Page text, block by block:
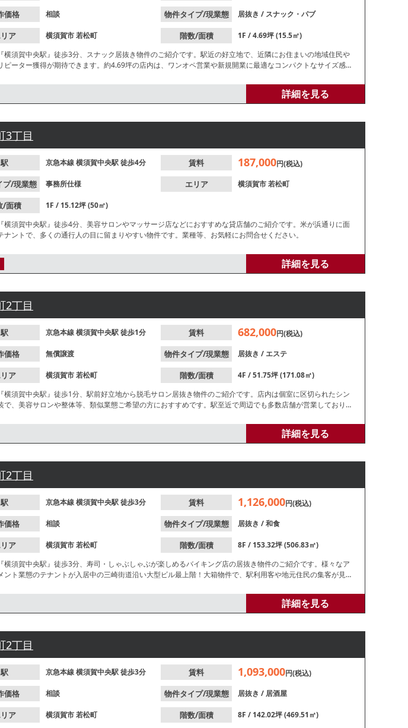
価格 相談 物件タイプ/現業態 居抜き / スナック・パブ
ア 横須賀市若松町 階数/面積
1F / 4.69坪 (15.5㎡)
横須賀中央駅』徒歩3分、スナック居抜き物件のご紹介です。駅近の好立地で、近隣にお住まいの地域住民や
ピーター獲得が期待できます。約4.69坪の店内は、ワンオペ営業や新規開業に最適なコンパクトなサイズ感で
詳細を見る
3丁目
駅 京急本線横須賀中央駅徒歩4分 賃料 187,000円(税込)
プ/現業態 事務所仕様 エリア 横須賀市若松町
/面積
1F / 15.12坪 (50㎡)
横須賀中央駅』徒歩4分、美容サロンやマッサージ店などにおすすめな貸店舗のご紹介です。米が浜通りに面
ナントで、多くの通行人の目に留まりやすい物件です。業種等、お気軽にお問合せください。
詳細を見る
2丁目
駅 京急本線横須賀中央駅徒歩1分 賃料 682,000円(税込)
価格 無償譲渡 物件タイプ/現業態 居抜き / エステ
ア 横須賀市若松町 階数/面積
4F / 51.75坪 (171.08㎡)
横須賀中央駅』徒歩1分、駅前好立地から脱毛サロン居抜き物件のご紹介です。店内は個室に区切られたシン
で、美容サロンや整体等、類似業態ご希望の方におすすめです。駅至近で周辺でも多数店舗が営業しており、
詳細を見る
2丁目
駅 京急本線横須賀中央駅徒歩3分 賃料 1,126,000円(税込)
価格 相談 物件タイプ/現業態 居抜き /和食
ア 横須賀市若松町 階数/面積
8F / 153.32坪 (506.83㎡)
横須賀中央駅』徒歩3分、寿司・しゃぶしゃぶが楽しめるバイキング店の居抜き物件のご紹介です。様々なア
ント業態のテナントが入居中の三崎街道沿い大型ビル最上階！大箱物件で、駅利用客や地元住民の集客が見込
詳細を見る
2丁目
駅 京急本線横須賀中央駅徒歩3分 賃料 1,093,000円(税込)
価格 相談 物件タイプ/現業態 居抜き / 居酒屋
ア 横須賀市若松町 階数/面積
8F / 142.02坪 (469.51㎡)